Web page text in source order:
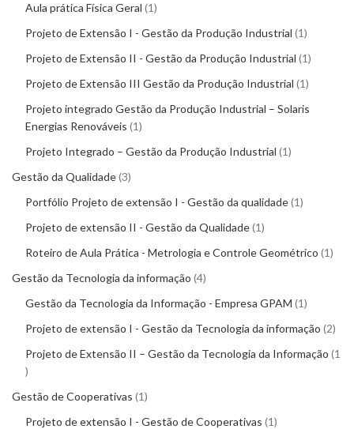
Aula prática Física Geral 1
Projeto de Extensão I - Gestão da Produção Industrial 1
Projeto de Extensão II - Gestão da Produção Industrial 1
Projeto de Extensão III Gestão da Produção Industrial 1
Projeto integrado Gestão da Produção Industrial – Solaris
Energias Renováveis 1
Projeto Integrado – Gestão da Produção Industrial 1
Gestão da Qualidade 3
Portfólio Projeto de extensão I - Gestão da qualidade 1
Projeto de extensão II - Gestão da Qualidade 1
Roteiro de Aula Prática - Metrologia e Controle Geométrico 1
Gestão da Tecnologia da informação 4
Gestão da Tecnologia da Informação - Empresa GPAM 1
Projeto de extensão I - Gestão da Tecnologia da informação 2
Projeto de Extensão II – Gestão da Tecnologia da Informação 1
Gestão de Cooperativas 1
Projeto de extensão I - Gestão de Cooperativas 1